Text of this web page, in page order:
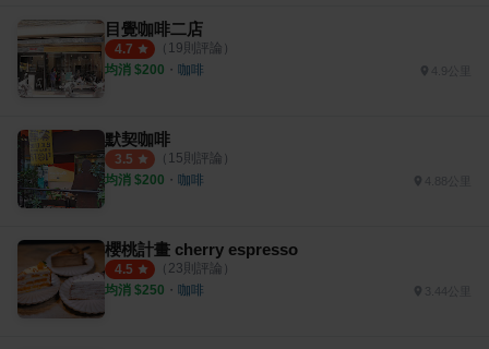
目覺咖啡二店
4.7 （ 19則評論）
均消 $200 ・ 咖啡 4.9公里
默契咖啡
3.5 （ 15則評論）
均消 $200 ・ 咖啡 4.88公里
櫻桃計畫 cherry espresso
4.5 （ 23則評論）
均消 $250 ・ 咖啡 3.44公里